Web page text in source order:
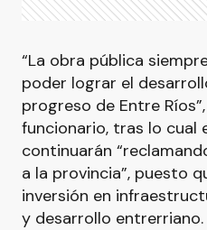
“La obra pública
poder lograr el
progreso de Entre
funcionario, tras lo cual
continuarán
a la provincia”, puesto
inversión en
y desarrollo entrerriano.